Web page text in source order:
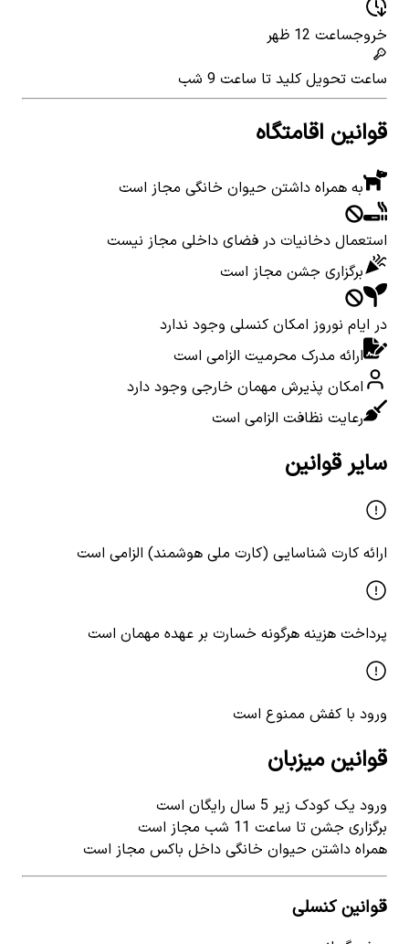
خروجساعت 12 ظهر
ساعت تحویل کلید تا ساعت 9 شب
قوانین اقامتگاه
به همراه داشتن حیوان خانگی مجاز است
استعمال دخانیات در فضای داخلی مجاز نیست
برگزاری جشن مجاز است
در ایام نوروز امکان کنسلی وجود ندارد
ارائه مدرک محرمیت الزامی است
امکان پذیرش مهمان خارجی وجود دارد
رعایت نظافت الزامی است
سایر قوانین
ارائه کارت شناسایی (کارت ملی هوشمند) الزامی است
پرداخت هزینه هرگونه خسارت بر عهده مهمان است
ورود با کفش ممنوع است
قوانین میزبان
ورود یک کودک زیر 5 سال رایگان است
برگزاری جشن تا ساعت 11 شب مجاز است
همراه داشتن حیوان خانگی داخل باکس مجاز است
قوانین کنسلی